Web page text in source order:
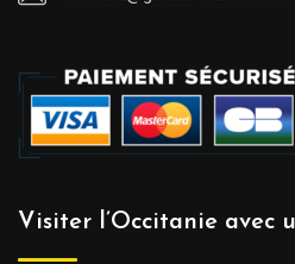
Visiter l’Occitanie avec